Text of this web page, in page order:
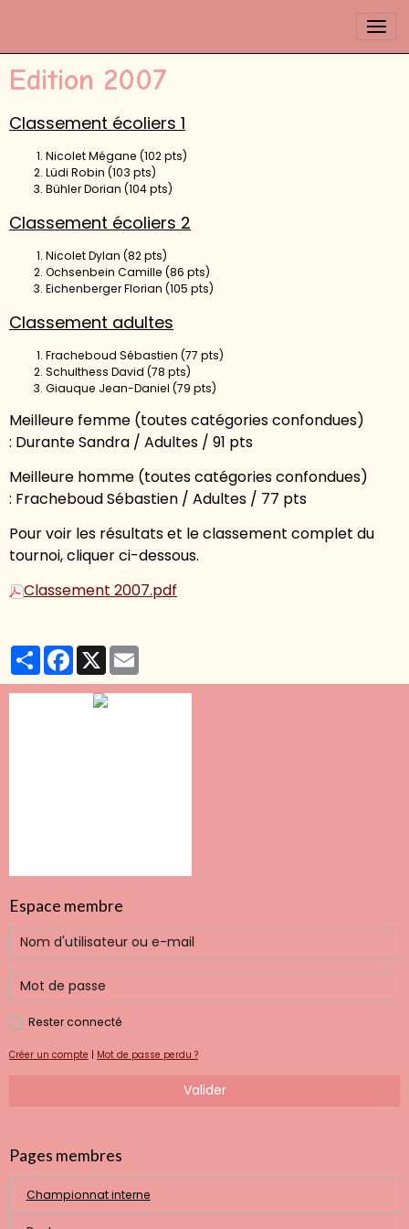
Edition 2007
Classement écoliers 1
Nicolet Mégane (102 pts)
Lüdi Robin (103 pts)
Bühler Dorian (104 pts)
Classement écoliers 2
Nicolet Dylan (82 pts)
Ochsenbein Camille (86 pts)
Eichenberger Florian (105 pts)
Classement adultes
Fracheboud Sébastien (77 pts)
Schulthess David (78 pts)
Giauque Jean-Daniel (79 pts)
Meilleure femme (toutes catégories confondues)
: Durante Sandra / Adultes / 91 pts
Meilleure homme (toutes catégories confondues)
: Fracheboud Sébastien / Adultes / 77 pts
Pour voir les résultats et le classement complet du
tournoi, cliquer ci-dessous.
Classement 2007.pdf
PartagerFacebook
X
Espace membre
Rester connecté
Créer un compte | Mot de passe perdu ?
Valider
Pages membres
Championnat interne